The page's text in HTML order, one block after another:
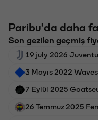
Paribu'da daha
Son gezilen geçmiş
19 july 2026
3 Mayıs 2022
7 Eylül 2025
26 Temmuz 2025